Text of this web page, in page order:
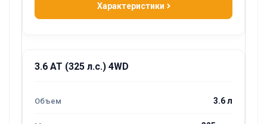
Характеристики
3.6 AT (325 л.с.) 4WD
3.6 л